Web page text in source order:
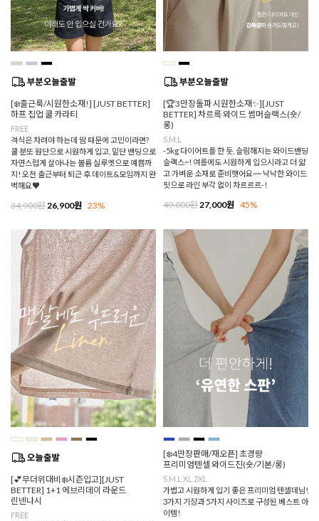
[❄️출근룩/시원한소재!] [JUST BETTER]
하프 집업 쿨 카라티
FREE
격식은 차려야 하는데 땀 때문에 고민이라면?
쿨 분또 원단으로 시원하게 입고, 밑단 밴딩으로
자연스럽게 살아나는 볼륨 실루엣으로 예쁨까
지! 오전 출근부터 퇴근 후 데이트&모임까지 완
벽해요♥
34,900원 26,900원 23%
[🏆3만장돌파 시원한소재✨][JUST
BETTER] 차르륵 와이드 썸머슬랙스(숏/
롱)
S,M,L
-5kg 다이어트를 한 듯, 슬림해지는 와이드밴딩
슬랙스~! 여름에도 시원하게 입으시라고 더 얇
고 가벼운 소재로 준비햇어요~~ 낙낙한 와이드
핏으로 라인 부각 없이 차르르르-!
49,000원 27,000원 45%
[💕무더위대비❄️시즌입고][JUST
BETTER] 1+1 에브리데이 라운드
린넨나시
FREE
[❄️4만장판매/재오픈] 초경량
프리미엄텐셀 와이드진(숏/기본/롱)
S,M,L,XL,2XL
가볍고 시원하게 입기 좋은 프리미엄 텐셀데님!
3가지 기장과 5가지 사이즈로 구성된 베스트 아
이템!